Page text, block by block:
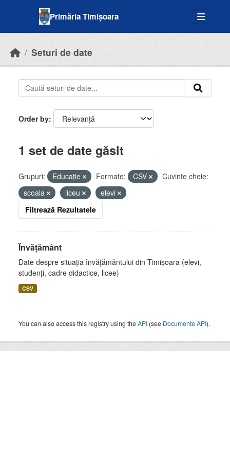
Primăria Timișoara
Seturi de date
Order by
1 set de date găsit
Grupuri: Educație Formate: CSV
Cuvinte cheie:
scoala
liceu
elevi
Filtrează Rezultatele
Învățământ
Date despre situația învățământului din Timișoara (elevi,
studenți, cadre didactice, licee)
CSV
You can also access this registry using theAPI (see Documente API).